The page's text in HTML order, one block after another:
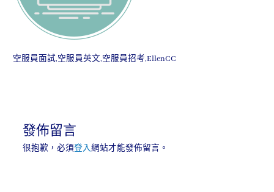
空服員面試,空服員英文,空服員招考,EllenCC
發佈留言
很抱歉，必須登入網站才能發佈留言。